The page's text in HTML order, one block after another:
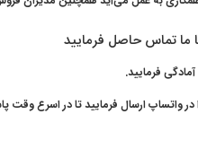
تماس حاصل فرمایید
فرمایید.
واتساپ ارسال فرمایید تا در اسرع وقت